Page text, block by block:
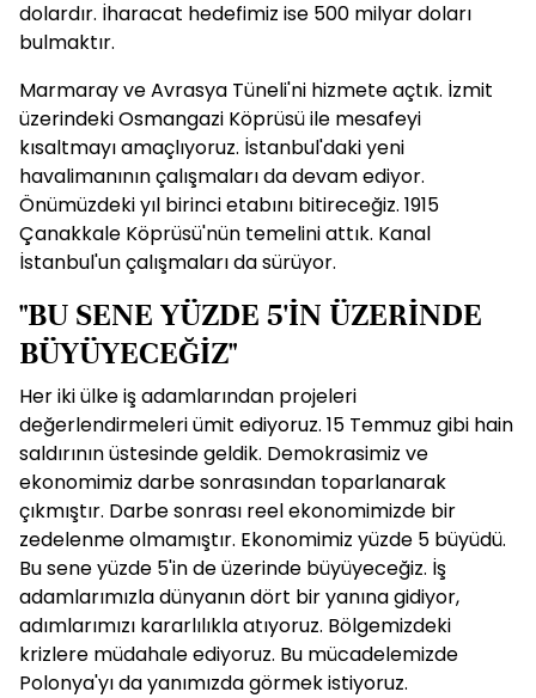
dolardır. İharacat hedefimiz ise 500 milyar doları
bulmaktır.
Marmaray ve Avrasya Tüneli'ni hizmete açtık. İzmit
üzerindeki Osmangazi Köprüsü ile mesafeyi
kısaltmayı amaçlıyoruz. İstanbul'daki yeni
havalimanının çalışmaları da devam ediyor.
Önümüzdeki yıl birinci etabını bitireceğiz. 1915
Çanakkale Köprüsü'nün temelini attık. Kanal
İstanbul'un çalışmaları da sürüyor.
"BU SENE YÜZDE 5'İN ÜZERİNDE
BÜYÜYECEĞİZ"
Her iki ülke iş adamlarından projeleri
değerlendirmeleri ümit ediyoruz. 15 Temmuz gibi hain
saldırının üstesinde geldik. Demokrasimiz ve
ekonomimiz darbe sonrasından toparlanarak
çıkmıştır. Darbe sonrası reel ekonomimizde bir
zedelenme olmamıştır. Ekonomimiz yüzde 5 büyüdü.
Bu sene yüzde 5'in de üzerinde büyüyeceğiz. İş
adamlarımızla dünyanın dört bir yanına gidiyor,
adımlarımızı kararlılıkla atıyoruz. Bölgemizdeki
krizlere müdahale ediyoruz. Bu mücadelemizde
Polonya'yı da yanımızda görmek istiyoruz.